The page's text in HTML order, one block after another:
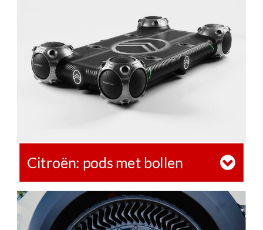
Citroën: pods met bollen